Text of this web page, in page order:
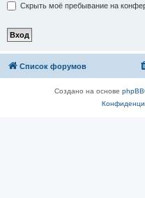
Скрыть моё пребывание на
Список форумов
Создано на основе phpBB